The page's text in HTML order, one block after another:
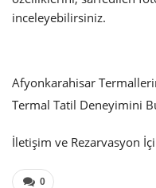
inceleyebilirsiniz.
Afyonkarahisar
Termal Tatil Deneyimini
İletişim ve Rezarvasyon
0